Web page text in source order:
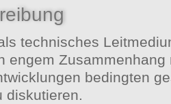
technisches
engem Zusammenhang
bedingten
diskutieren.